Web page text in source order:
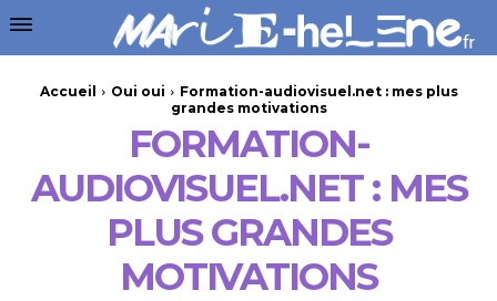
Accueil Oui oui
Formation-audiovisuel.net : mes plus
grandes motivations
FORMATION-
AUDIOVISUEL.NET : MES
PLUS GRANDES
MOTIVATIONS